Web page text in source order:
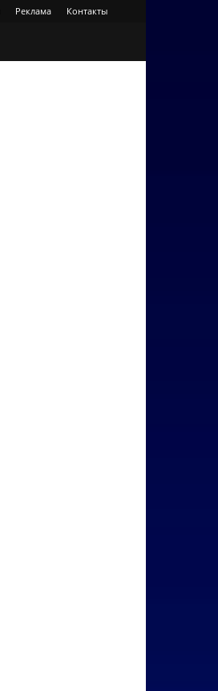
Реклама Контакты